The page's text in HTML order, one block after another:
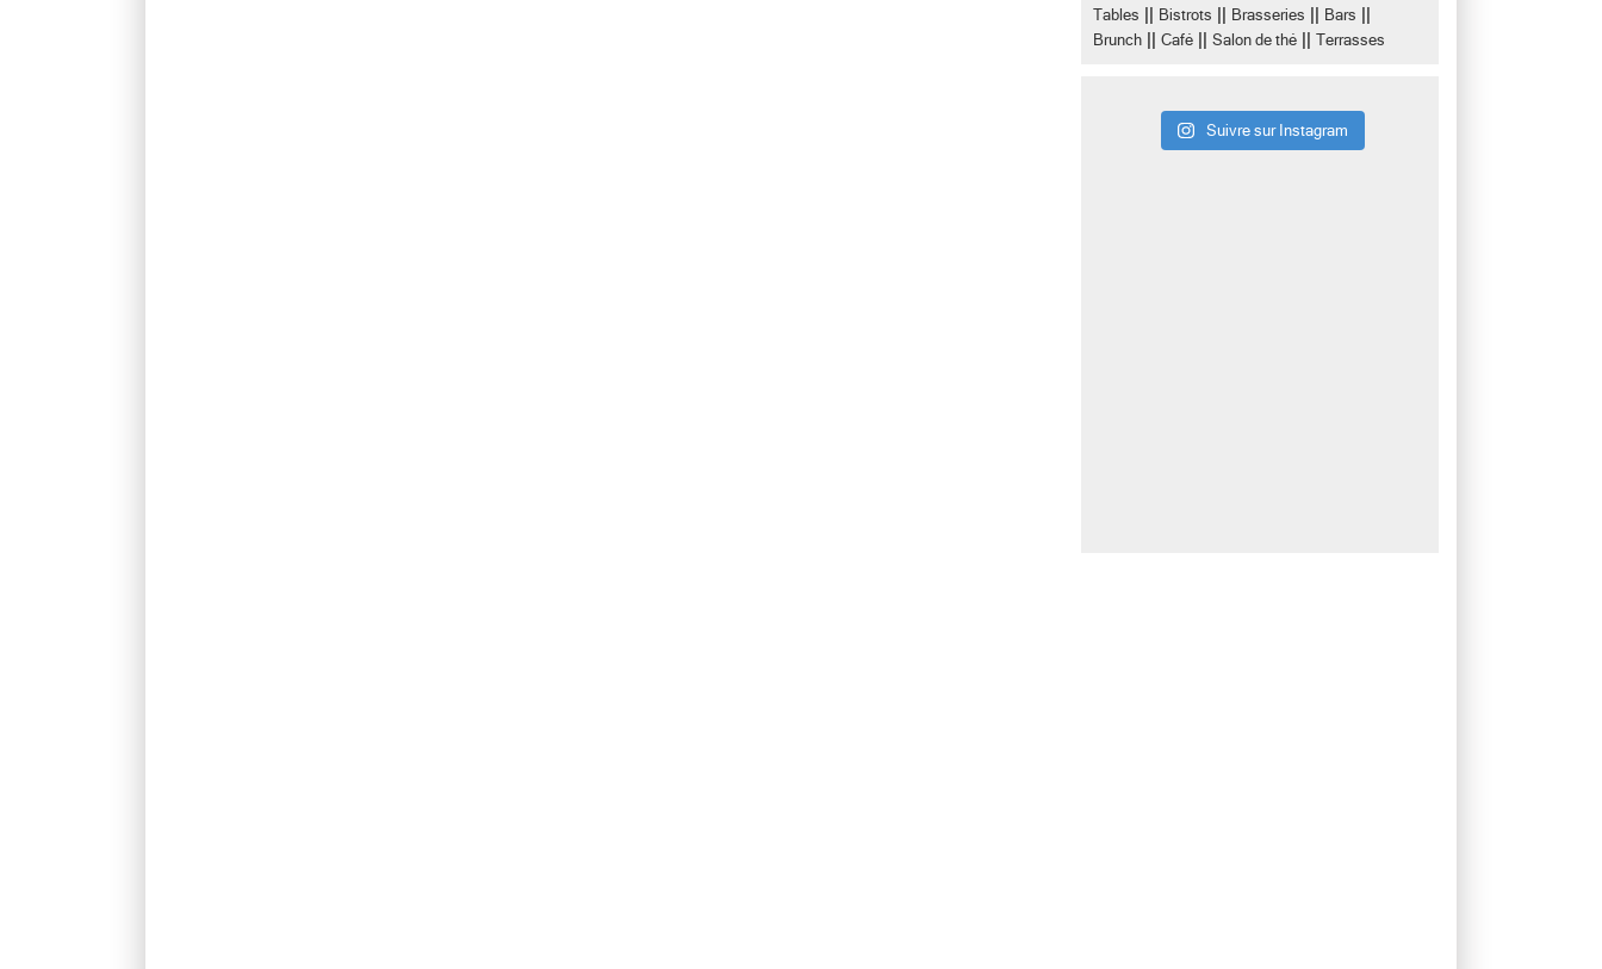
Tables
Bistrots Brasseries Bars
Brunch Café Salon de thé Terrasses
Suivre sur Instagram